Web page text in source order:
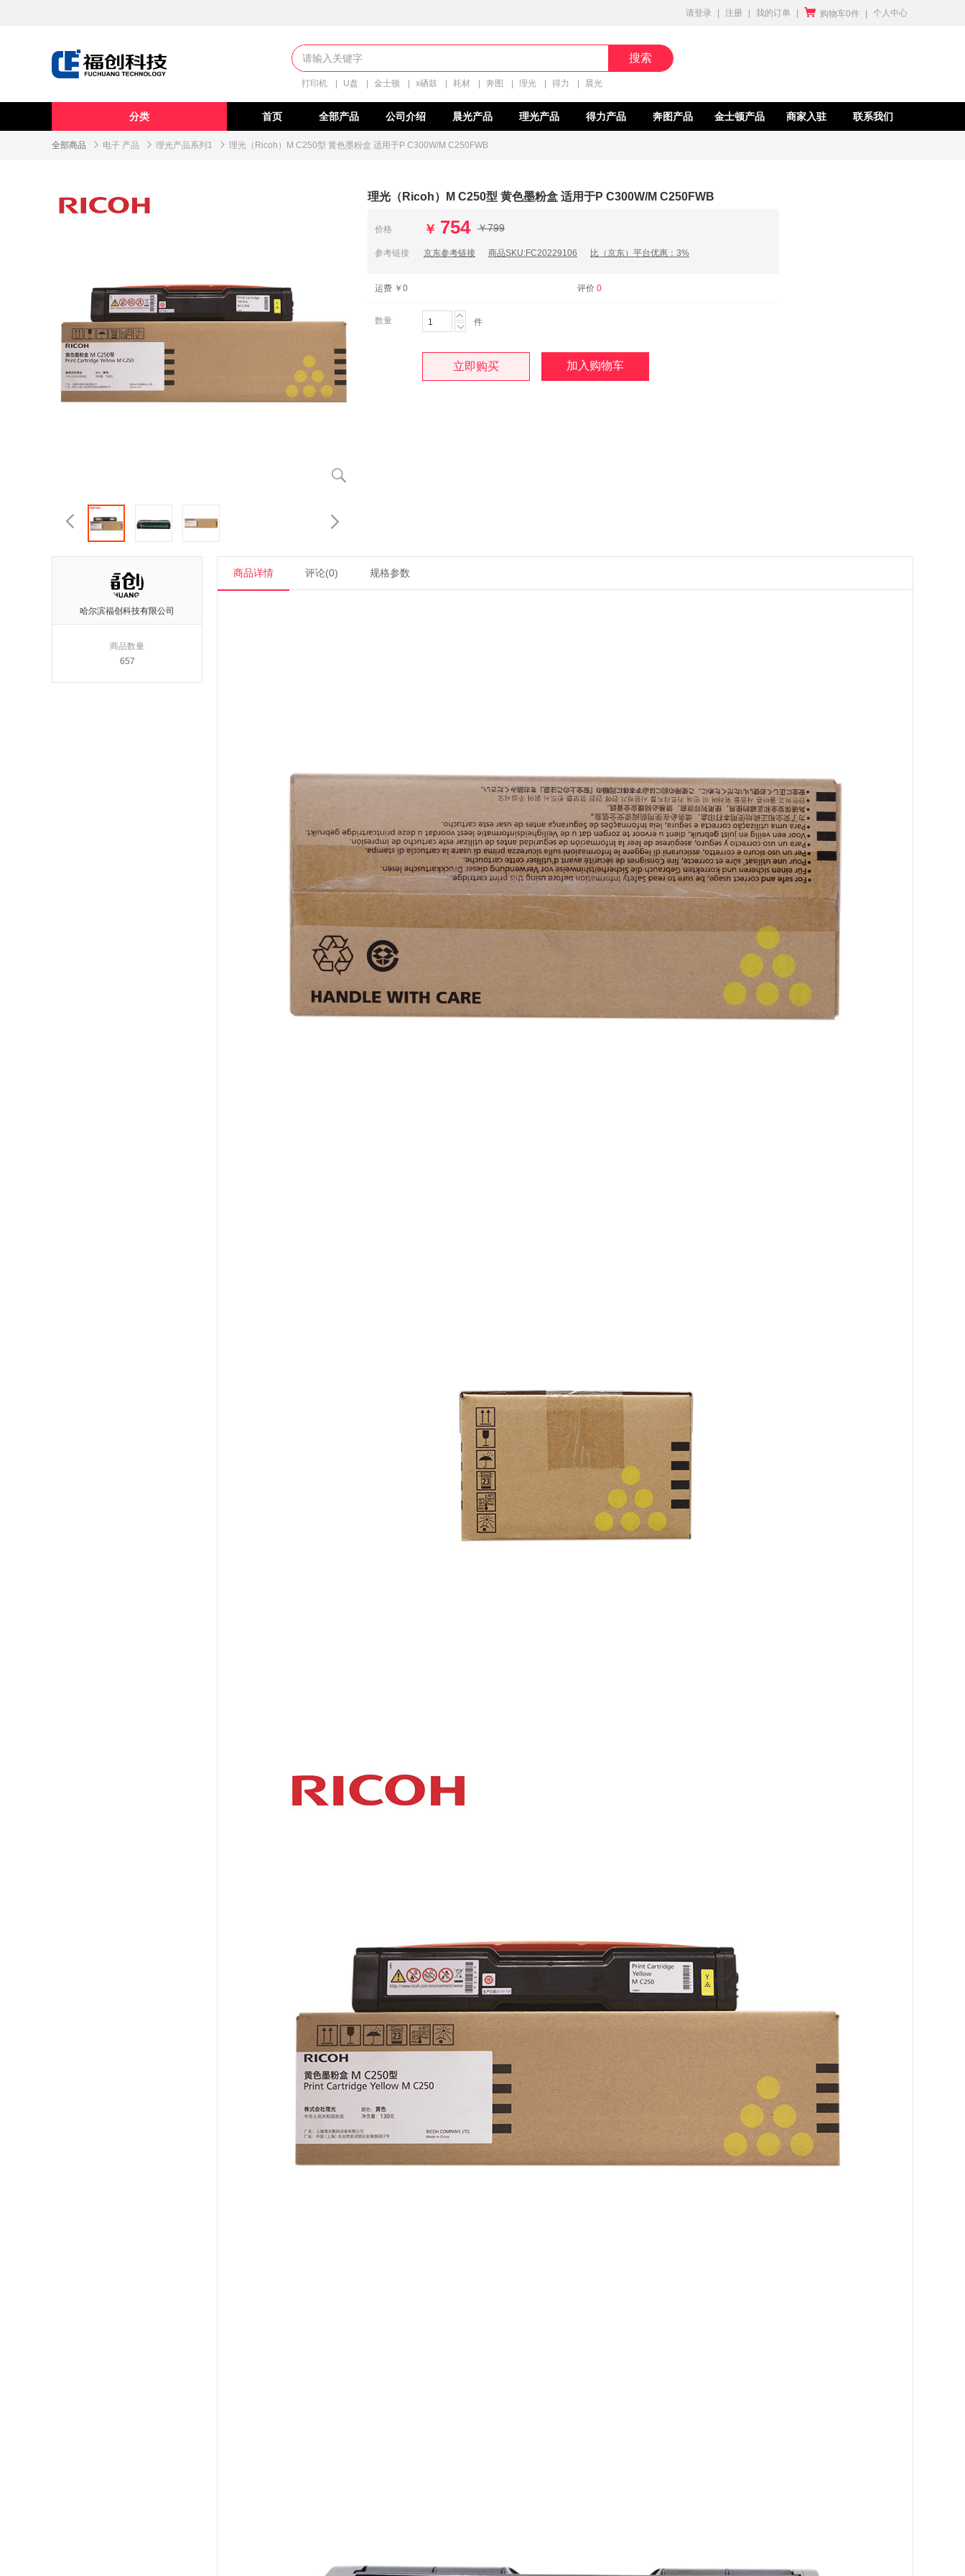
请登录 | 注册 | 我的订单 |  购物车0件 | 个人中心
搜索
打印机 U盘 金士顿 x硒鼓 耗材 奔图 理光 得力 晨光
首页 全部产品 公司介绍 晨光产品 理光产品 得力产品 奔图产品 金士顿产品 商家入驻 联系我们
分类
全部商品  电子 产品  理光产品系列1  理光（Ricoh）M C250型 黄色墨粉盒 适用于P C300W/M C250FWB

 
理光（Ricoh）M C250型 黄色墨粉盒 适用于P C300W/M C250FWB
价格 ￥ 754 ￥799
参考链接 京东参考链接 商品SKU:FC20229106 比（京东）平台优惠：3%
运费 ￥0 评价 0
数量


件
立即购买 加入购物车
哈尔滨福创科技有限公司
商品数量
657
商品详情 评论(0) 规格参数